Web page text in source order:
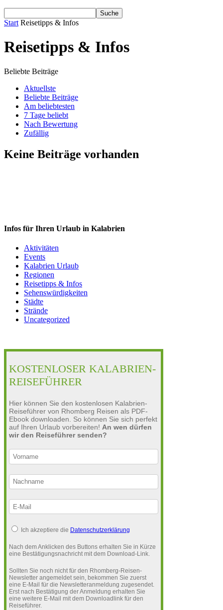
Start Reisetipps & Infos
Reisetipps & Infos
Beliebte Beiträge
Aktuellste
Beliebte Beiträge
Am beliebtesten
7 Tage beliebt
Nach Bewertung
Zufällig
Keine Beiträge vorhanden
Infos für Ihren Urlaub in Kalabrien
Aktivitäten
Events
Kalabrien Urlaub
Regionen
Reisetipps & Infos
Sehenswürdigkeiten
Städte
Strände
Uncategorized
KOSTENLOSER KALABRIEN-
REISEFÜHRER
Hier können Sie den kostenlosen Kalabrien-
Reiseführer von Rhomberg Reisen als PDF-
Ebook downloaden. So können Sie sich perfekt
auf Ihren Urlaub vorbereiten! An wen dürfen
wir den Reiseführer senden?
Ich akzeptiere die Datenschutzerklärung
Nach dem Anklicken des Buttons erhalten Sie in Kürze
eine Bestätigungsnachricht mit dem Download-Link.
Sollten Sie noch nicht für den Rhomberg-Reisen-
Newsletter angemeldet sein, bekommen Sie zuerst
eine E-Mail für die Newsletteranmeldung zugesendet.
Erst nach Bestätigung der Anmeldung erhalten Sie
eine weitere E-Mail mit dem Downloadlink für den
Reiseführer.